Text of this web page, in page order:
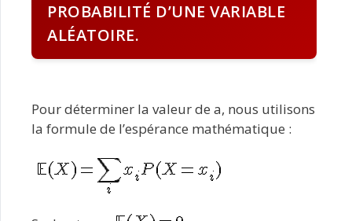
PROBABILITÉ D’UNE VARIABLE
ALÉATOIRE.
Pour déterminer la valeur de a, nous utilisons
la formule de l’espérance mathématique :